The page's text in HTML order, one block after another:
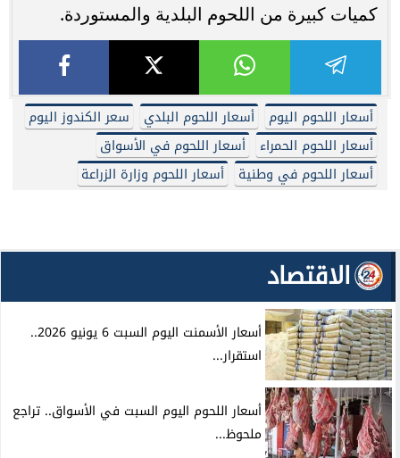
كميات كبيرة من اللحوم البلدية والمستوردة.
أسعار اللحوم اليوم أسعار اللحوم البلدي
سعر الكندوز اليوم
أسعار اللحوم الحمراء
أسعار اللحوم في الأسواق
أسعار اللحوم في وطنية
أسعار اللحوم وزارة الزراعة
الاقتصاد
أسعار الأسمنت اليوم السبت 6 يونيو 2026..
استقرار...
أسعار اللحوم اليوم السبت في الأسواق.. تراجع
ملحوظ...